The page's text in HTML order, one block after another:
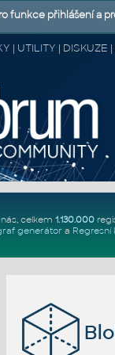
| UTILITY |
celkem 1.130.000
generátor a Regresní
funkce přihlášení a